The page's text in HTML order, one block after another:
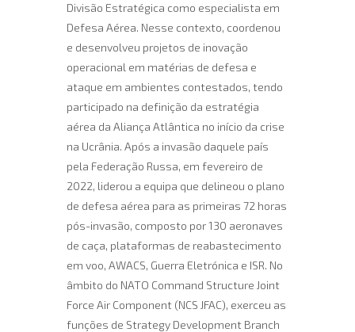
Divisão Estratégica como especialista em
Defesa Aérea. Nesse contexto, coordenou
e desenvolveu projetos de inovação
operacional em matérias de defesa e
ataque em ambientes contestados, tendo
participado na definição da estratégia
aérea da Aliança Atlântica no início da crise
na Ucrânia. Após a invasão daquele país
pela Federação Russa, em fevereiro de
2022, liderou a equipa que delineou o plano
de defesa aérea para as primeiras 72 horas
pós-invasão, composto por 130 aeronaves
de caça, plataformas de reabastecimento
em voo, AWACS, Guerra Eletrónica e ISR. No
âmbito do NATO Command Structure Joint
Force Air Component (NCS JFAC), exerceu as
funções de Strategy Development Branch